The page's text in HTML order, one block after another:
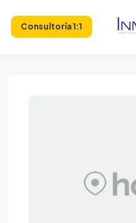
Consultoría 1:1